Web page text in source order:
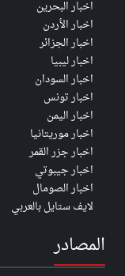
اخبار البحرين
اخبار الأردن
اخبار الجزائر
اخبار ليبيا
اخبار السودان
اخبار تونس
اخبار اليمن
اخبار موريتانيا
اخبار جزر القمر
اخبار جيبوتي
اخبار الصومال
لايف ستايل بالعربي
المصادر